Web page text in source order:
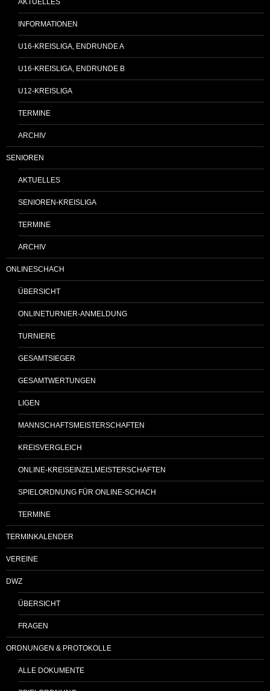
INFORMATIONEN
U16-KREISLIGA, ENDRUNDE A
U16-KREISLIGA, ENDRUNDE B
U12-KREISLIGA
TERMINE
ARCHIV
SENIOREN
AKTUELLES
SENIOREN-KREISLIGA
TERMINE
ARCHIV
ONLINESCHACH
ÜBERSICHT
ONLINETURNIER-ANMELDUNG
TURNIERE
GESAMTSIEGER
GESAMTWERTUNGEN
LIGEN
MANNSCHAFTSMEISTERSCHAFTEN
KREISVERGLEICH
ONLINE-KREISEINZELMEISTERSCHAFTEN
SPIELORDNUNG FÜR ONLINE-SCHACH
TERMINE
TERMINKALENDER
VEREINE
DWZ
ÜBERSICHT
FRAGEN
ORDNUNGEN & PROTOKOLLE
ALLE DOKUMENTE